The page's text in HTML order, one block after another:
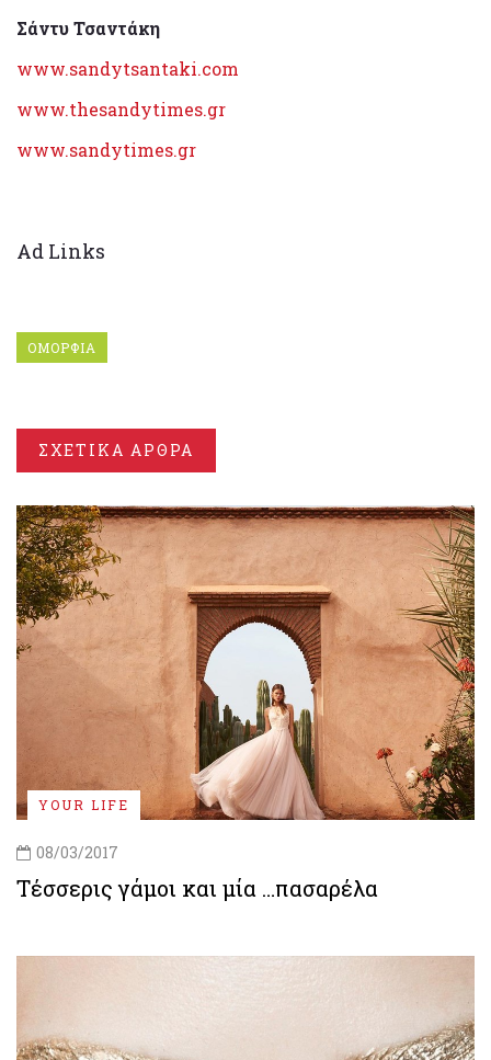
Σάντυ Τσαντάκη
www.sandytsantaki.com
www.thesandytimes.gr
www.sandytimes.gr
Ad Links
ΟΜΟΡΦΙΑ
ΣΧΕΤΙΚΑ ΑΡΘΡΑ
YOUR LIFE
08/03/2017
Τέσσερις γάμοι και μία …πασαρέλα